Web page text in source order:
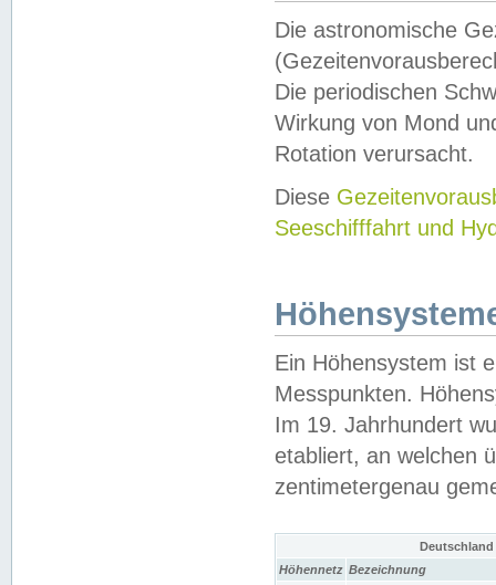
Die astronomische
Die periodischen
Wirkung von Mond
Rotation verursacht.
Diese
Seeschifffahrt und
Ein Höhensystem ist
Messpunkten.
Im 19. Jahrhundert
etabliert, an welchen
zentimetergenau
Höhennetz Bezeichnung